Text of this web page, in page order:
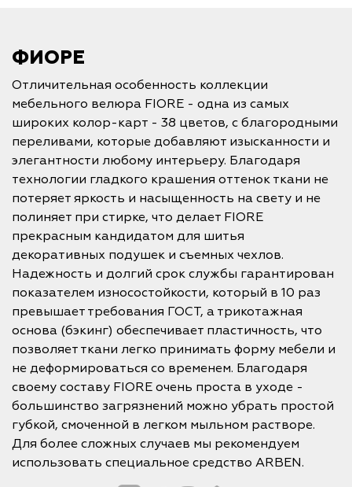
ФИОРЕ
Отличительная особенность коллекции
мебельного велюра FIORE - одна из самых
широких колор-карт - 38 цветов, с благородными
переливами, которые добавляют изысканности и
элегантности любому интерьеру. Благодаря
технологии гладкого крашения оттенок ткани не
потеряет яркость и насыщенность на свету и не
полиняет при стирке, что делает FIORE
прекрасным кандидатом для шитья
декоративных подушек и съемных чехлов.
Надежность и долгий срок службы гарантирован
показателем износостойкости, который в 10 раз
превышает требования ГОСТ, а трикотажная
основа (бэкинг) обеспечивает пластичность, что
позволяет ткани легко принимать форму мебели и
не деформироваться со временем. Благодаря
своему составу FIORE очень проста в уходе -
большинство загрязнений можно убрать простой
губкой, смоченной в легком мыльном растворе.
Для более сложных случаев мы рекомендуем
использовать специальное средство ARBEN.